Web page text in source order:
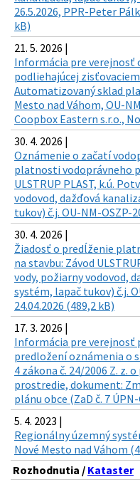
26.5.2026, PPR-Peter
kB)
21. 5. 2026 |
Informácia pre verejnosť
podliehajúcej
Automatizovaný sklad
Mesto nad Váhom, OU-
Coopbox Eastern s.r.o.,
30. 4. 2026 |
Oznámenie o začatí
platnosti vodoprávneho
ULSTRUP PLAST, k.ú.
vodovod, dažďová
tukov) č.j. OU-NM-OSZP-
30. 4. 2026 |
Žiadosť o predĺženie
na stavbu: Závod
vody, požiarny vodovod,
systém, lapač tukov) č.j.
24.04.2026 (489,2 kB)
17. 3. 2026 |
Informácia pre verejnosť
predložení oznámenia o
4 zákona č. 24/2006 Z. z.
prostredie, dokument:
plánu obce (ZaD č. 7
5. 4. 2023 |
Regionálny územný
Nové Mesto nad Váhom
Rozhodnutia / Kataster